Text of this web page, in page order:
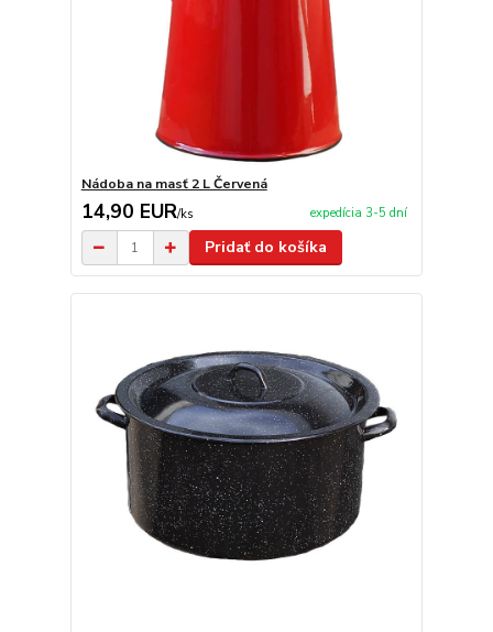
Nádoba na masť 2 L Červená
14,90 EUR/ks expedícia 3-5 dní
Pridať do košíka